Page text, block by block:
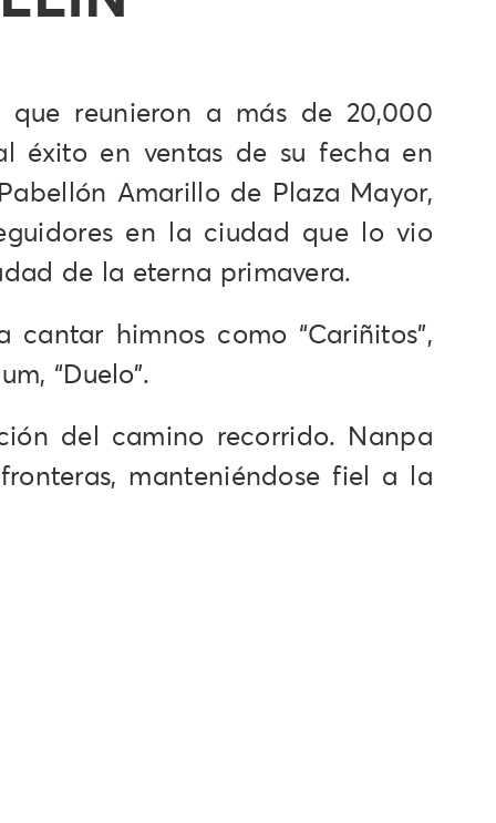
reunieron a más de 20,000
éxito en ventas de su fecha en
Amarillo de Plaza Mayor,
en la ciudad que lo vio
de la eterna primavera.
himnos como “Cariñitos”,
“Duelo”.
del camino recorrido. Nanpa
manteniéndose fiel a la